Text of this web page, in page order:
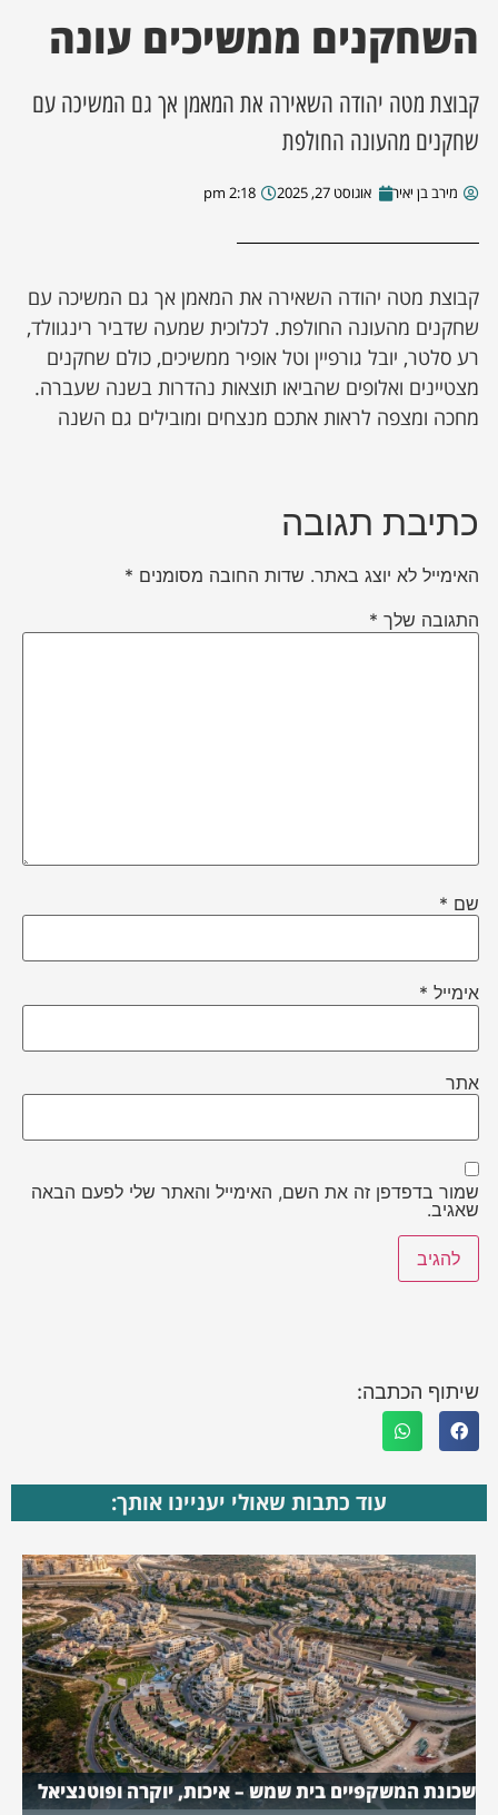
מסע מלחמה
השבוע
עסקים
השחקנים ממשיכים עונה
קבוצת מטה יהודה השאירה את המאמן אך גם המשיכה עם
שחקנים מהעונה החולפת
מירב בן יאיר אוגוסט 27, 2025 2:18 pm
קבוצת מטה יהודה השאירה את המאמן אך גם המשיכה עם
שחקנים מהעונה החולפת. לכלוכית שמעה שדביר רינגוולד,
רע סלטר, יובל גורפיין וטל אופיר ממשיכים, כולם שחקנים
מצטיינים ואלופים שהביאו תוצאות נהדרות בשנה שעברה.
מחכה ומצפה לראות אתכם מנצחים ומובילים גם השנה
כתיבת תגובה
האימייל לא יוצג באתר. שדות החובה מסומנים *
התגובה שלך *
שם *
אימייל *
אתר
שמור בדפדפן זה את השם, האימייל והאתר שלי לפעם הבאה
שאגיב.
שיתוף הכתבה:
עוד כתבות שאולי יעניינו אותך:
שכונת המשקפיים בית שמש – איכות, יוקרה ופוטנציאל